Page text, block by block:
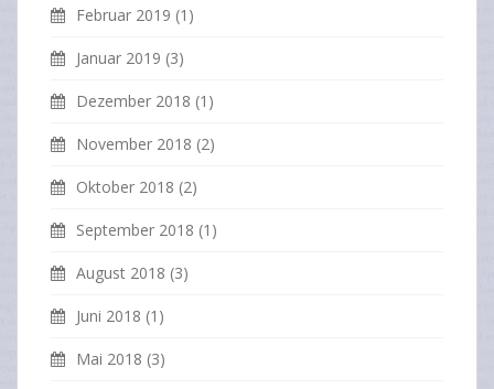
Februar 2019 (1)
Januar 2019 (3)
Dezember 2018 (1)
November 2018 (2)
Oktober 2018 (2)
September 2018 (1)
August 2018 (3)
Juni 2018 (1)
Mai 2018 (3)